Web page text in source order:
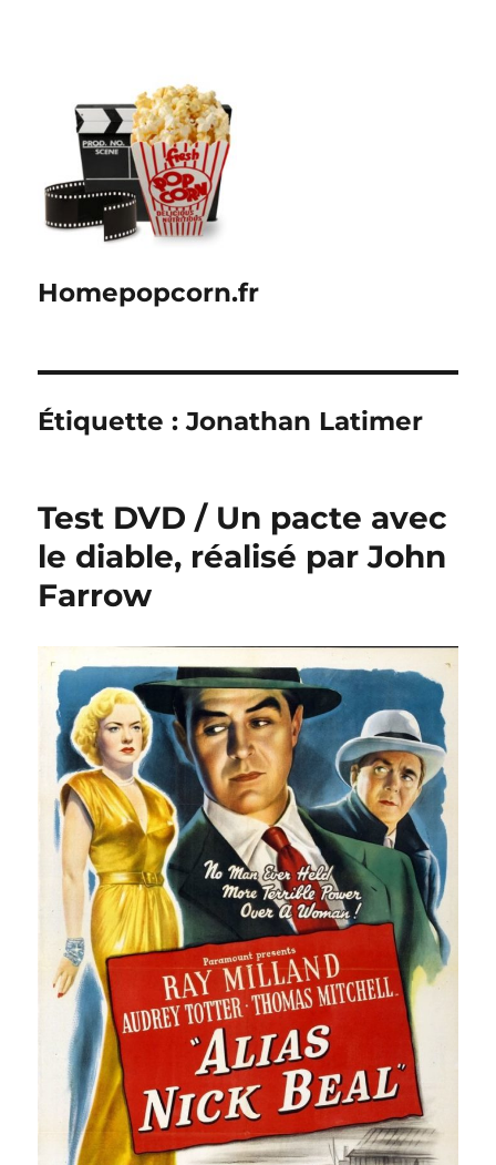
Homepopcorn.fr
Étiquette :Jonathan Latimer
Test DVD / Un pacte avec
le diable, réalisé par John
Farrow